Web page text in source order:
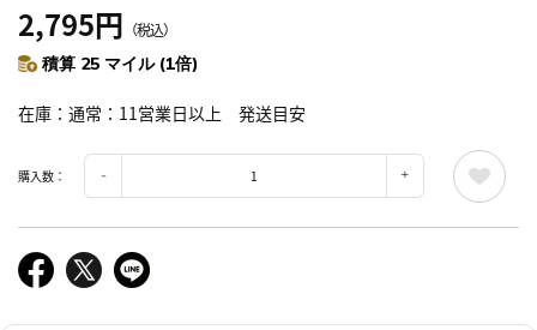
2,795円 （税込）
積算 25 マイル (1倍)
在庫 通常：11営業日以上 発送目安
購入数：